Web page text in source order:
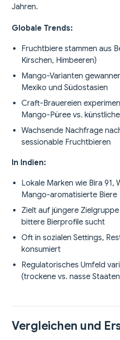
Jahren.
Globale Trends:
Fruchtbiere stammen aus
Kirschen, Himbeeren)
Mango-Varianten
Mexiko und Südostasien
Craft-Brauereien
Mango-Püree vs.
Wachsende Nachfrage
sessionable Fruchtbieren
In Indien:
Lokale Marken wie Bira 91,
Mango-aromatisierte Biere
Zielt auf jüngere
bittere Bierprofile sucht
Oft in sozialen Settings,
konsumiert
Regulatorisches Umfeld
(trockene vs. nasse
Vergleichen und